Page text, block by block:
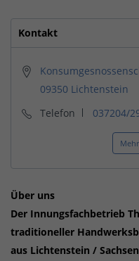
Kontakt
09350 Lichtenstein
Telefon
037204/
Über uns
Der Innungsfachbetrieb
traditioneller
aus Lichtenstein /